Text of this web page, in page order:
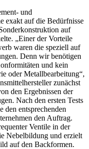
und
exakt auf die Bedürfnisse
auf
„Einer der Vorteile
waren die speziell auf
Denn wir benötigen
und kein
oder Metallbearbeitung“,
zunächst
den Ergebnissen der
Nach den ersten Tests
den entsprechenden
den Auftrag.
Ventile in der
Nebelbildung und erzielt
auf den Backformen.